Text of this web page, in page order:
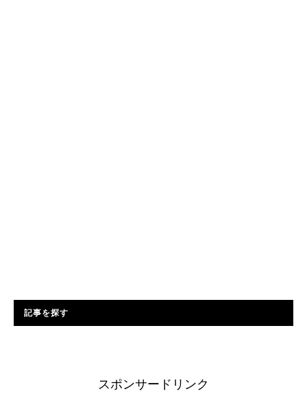
記事を探す
スポンサードリンク